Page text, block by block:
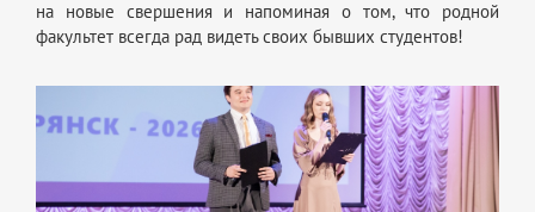
на новые свершения и напоминая о том, что родной
факультет всегда рад видеть своих бывших студентов!